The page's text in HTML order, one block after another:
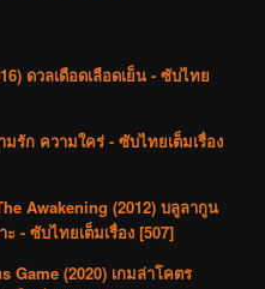
ดวลเดือดเลือดเย็น - ซับไทย
มรัก ความใคร่ - ซับไทยเต็มเรื่อง
Awakening (2012) บลูลากูน
- ซับไทยเต็มเรื่อง [507]
Game (2020) เกมล่าโคตร